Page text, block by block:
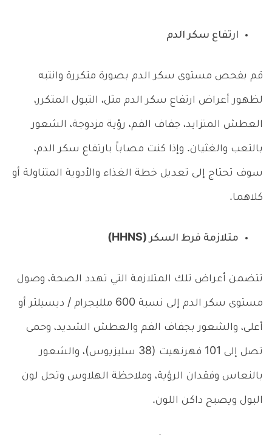
ارتفاع سكر الدم
قم بفحص مستوى سكر الدم بصورة متكررة وانتبه
لظهور أعراض ارتفاع سكر الدم مثل، التبول المتكرر،
العطش المتزايد، جفاف الفم، رؤية مزدوجة، الشعور
بالتعب والغثيان. وإذا كنت مصاباً بارتفاع سكر الدم،
سوف تحتاج إلى تعديل خطة الغذاء والأدوية المتناولة أو
كلاهما.
متلازمة فرط السكر (HHNS)
تتضمن أعراض تلك المتلازمة التي تهدد الصحة، وصول
مستوى سكر الدم إلى نسبة 600 ملليجرام / ديسيلتر أو
أعلى، والشعور بجفاف الفم والعطش الشديد، وحمى
تصل إلى 101 فهرنهيت (38 سليزيوس)، والشعور
بالنعاس وفقدان الرؤية، وملاحظة الهلاوس وتحل لون
البول ويصبح داكن اللون.